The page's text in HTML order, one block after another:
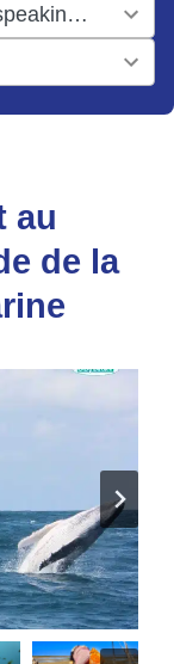
Missions francophones - French-speaking missions
au
de la